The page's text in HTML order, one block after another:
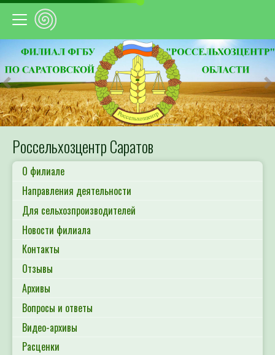
Предыдущий
Россельхозцентр Саратов
О филиале
Направления деятельности
Для сельхозпроизводителей
Новости филиала
Контакты
Отзывы
Архивы
Вопросы и ответы
Видео-архивы
Расценки